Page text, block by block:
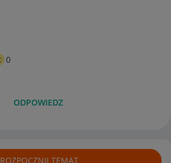
0
ODPOWIEDZ
ROZPOCZNIJ TEMAT